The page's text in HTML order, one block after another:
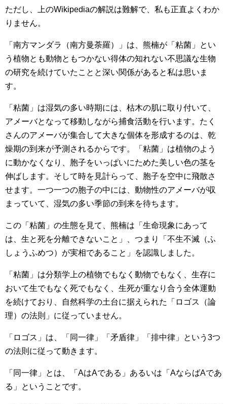
ただし、上のWikipediaの解説は難解で、私も正直よくわか
りません。
「南方マンダラ（南方曼荼羅）」は、熊楠が「粘菌」とい
う植物とも動物ともつかない得体の知れない不思議な生物
の研究を続けていたことと深い関係があると私は思いま
す。
「粘菌」は湿気の多い時期には、枯木の肌に取り付いて、
アメーバとなって移動しながら捕食活動を行います。たく
さんのアメーバが集合して大きな個体を形成するのは、乾
燥期の到来が予測されるからです。「粘菌」は植物のよう
に動かなくなり、胞子をいっぱいにためた美しい色の茎を
伸ばします。そして時を見計らって、胞子を空中に飛散さ
せます。一つ一つの胞子の中には、動物性のアメーバが収
まっていて、湿気の多い季節の到来を待ちます。
この「粘菌」の生態を見て、熊楠は「生命現象にあって
は、生と死を分離できないこと」、つまり「不生不滅（ふ
しょうふめつ）が実相であること」を認識しました。
「粘菌」は分類学上の植物でもなく動物でもなく、生存に
おいて生でもなく死でもなく、生死が重なり合う全体運動
を続けており、自然科学の土台に据えられた「ロゴス（論
理）の法則」に従っていません。
「ロゴス」は、「同一律」「矛盾律」「排中律」という3つ
の法則に従って動きます。
「同一律」とは、「AはAである」あるいは「AならばAであ
る」ということです。